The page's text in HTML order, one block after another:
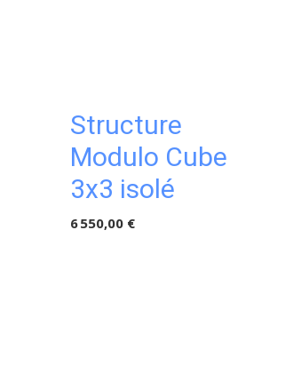
Structure
Modulo Cube
3x3 isolé
6 550,00 €